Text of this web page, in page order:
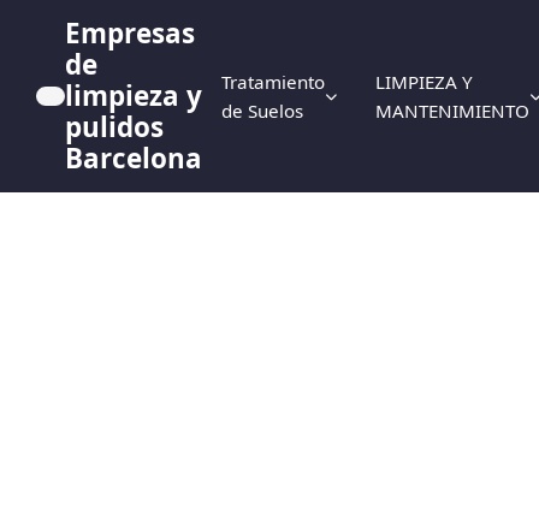
Empresas
de
limpieza y
pulidos
Barcelona
Tratamiento
de Suelos
LIMPIEZA Y
MANTENIMIENTO